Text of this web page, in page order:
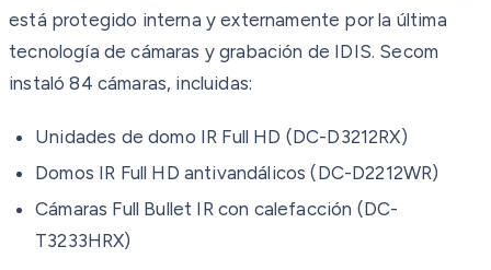
está protegido interna y externamente por la última
tecnología de cámaras y grabación de IDIS. Secom
instaló 84 cámaras, incluidas:
Unidades de domo IR Full HD (DC-D3212RX)
Domos IR Full HD antivandálicos (DC-D2212WR)
Cámaras Full Bullet IR con calefacción (DC-
T3233HRX)